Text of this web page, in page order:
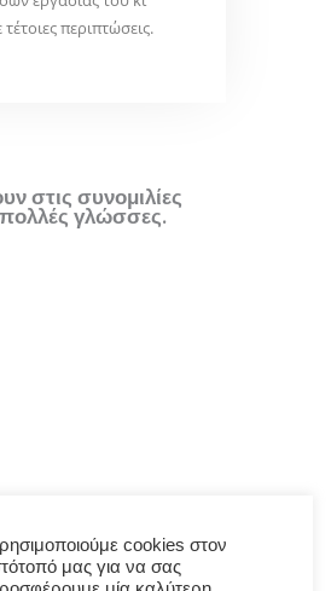
περιπτώσεις.
στις συνομιλίες
γλώσσες.
των κλάδων της διερμηνείας
cookies στον
μας για να σας